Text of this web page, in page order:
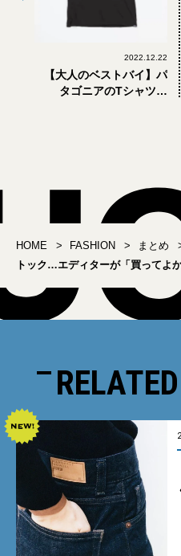
2022.12.22
【大人のベストバイ】パ
タゴニアのTシャツ、
HOME FASHION まとめ
トック…エディターが「買ってよ